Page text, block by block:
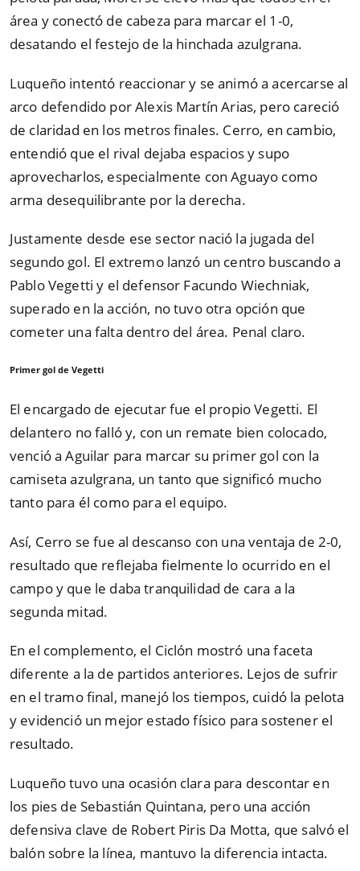
área y conectó de cabeza para marcar el 1-0,
desatando el festejo de la hinchada azulgrana.
Luqueño intentó reaccionar y se animó a acercarse al
arco defendido por Alexis Martín Arias, pero careció
de claridad en los metros finales. Cerro, en cambio,
entendió que el rival dejaba espacios y supo
aprovecharlos, especialmente con Aguayo como
arma desequilibrante por la derecha.
Justamente desde ese sector nació la jugada del
segundo gol. El extremo lanzó un centro buscando a
Pablo Vegetti y el defensor Facundo Wiechniak,
superado en la acción, no tuvo otra opción que
cometer una falta dentro del área. Penal claro.
Primer gol de Vegetti
El encargado de ejecutar fue el propio Vegetti. El
delantero no falló y, con un remate bien colocado,
venció a Aguilar para marcar su primer gol con la
camiseta azulgrana, un tanto que significó mucho
tanto para él como para el equipo.
Así, Cerro se fue al descanso con una ventaja de 2-0,
resultado que reflejaba fielmente lo ocurrido en el
campo y que le daba tranquilidad de cara a la
segunda mitad.
En el complemento, el Ciclón mostró una faceta
diferente a la de partidos anteriores. Lejos de sufrir
en el tramo final, manejó los tiempos, cuidó la pelota
y evidenció un mejor estado físico para sostener el
resultado.
Luqueño tuvo una ocasión clara para descontar en
los pies de Sebastián Quintana, pero una acción
defensiva clave de Robert Piris Da Motta, que salvó el
balón sobre la línea, mantuvo la diferencia intacta.